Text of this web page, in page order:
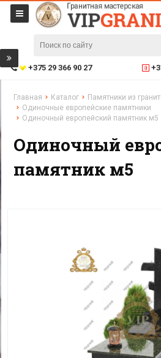
+375 29 366 90 27
Главная Каталог Памятники из
Одиночные европейские памятники
Одиночный европейский памятник м5
Одиночный
памятник м5